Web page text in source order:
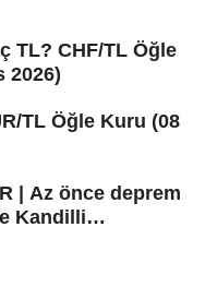
TL? CHF/TL Öğle
2026)
TL Öğle Kuru (08
| Az önce deprem
Kandilli